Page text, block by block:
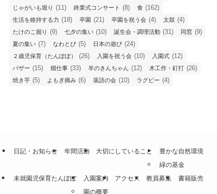
じゃがいも堀り (11) 終業式コンサート (8) 食 (162)
生活を維持する力 (18) 卒園 (21) 卒園を祝う会 (4) 太鼓 (4)
たけのこ掘り (9) 七夕の集い (10) 誕生会・調理活動 (31) 同窓 (9)
夏の集い (7) なわとび (5) 日本の遊び (24)
２歳児保育（たんぽぽ） (26) 入園を祝う会 (10) 入園式 (12)
バザー (15) 畑仕事 (33) 羊のきんちゃん (12) 木工作・釘打 (26)
焼き芋 (5) よもぎ摘み (6) 落語の会 (10) ラグビー (4)
日記・お知らせ 年間活動 大切にしていること
豊かな自然環境
緑の基金
未就園児保育たんぽぽ
入園案内
園の概要
アクセス 教員募集 書籍販売